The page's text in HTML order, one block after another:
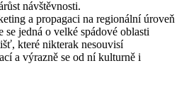
návštěvnosti.
a propagaci na regionální úroveň
jedná o velké spádové oblasti
které nikterak nesouvisí
a výrazně se od ní kulturně i